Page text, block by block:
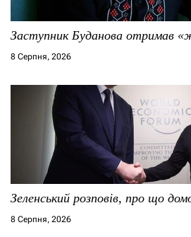
Заступник Буданова отримав
8 Серпня, 2026
Зеленський розповів, про що
8 Серпня, 2026